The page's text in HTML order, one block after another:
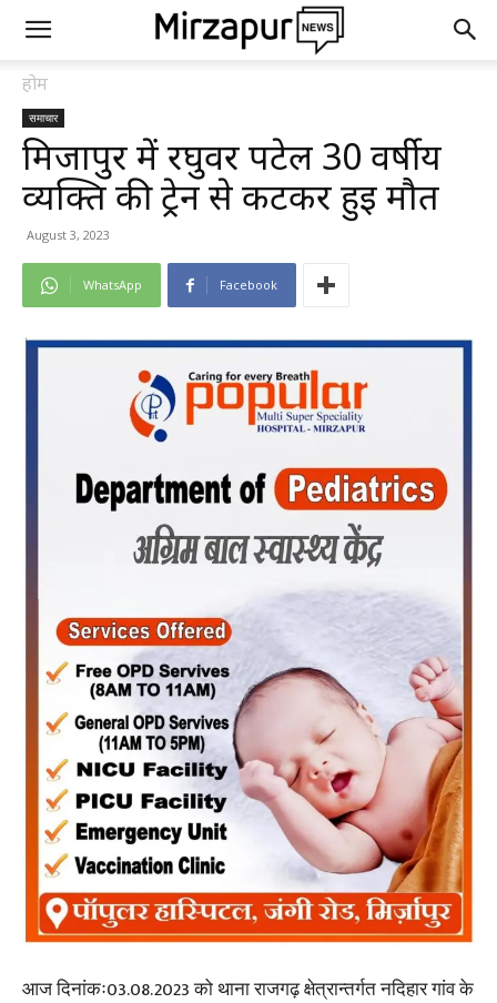
होम
समाचार
मिर्जापुर में रघुवर पटेल 30 वर्षीय
व्यक्ति की ट्रेन से कटकर हुई मौत
August 3, 2023
WhatsApp Facebook
आज दिनांकः03.08.2023 को थाना राजगढ़ क्षेत्रान्तर्गत नदिहार गांव के